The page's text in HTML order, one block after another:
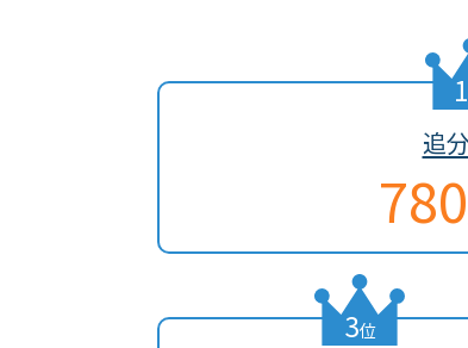
1
追
780
3位